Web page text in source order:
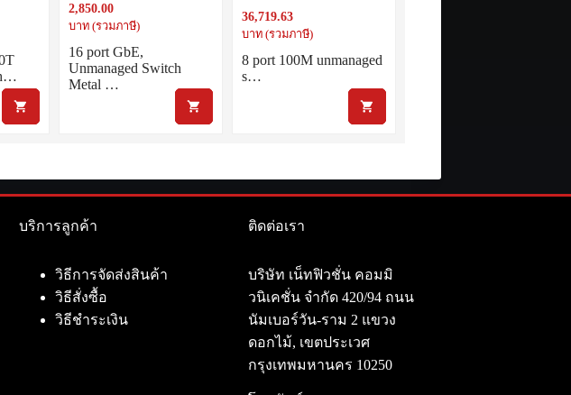
2,850.00
บาท (รวมภาษี)
16 port GbE,
Unmanaged Switch
Metal …
36,719.63
บาท (รวมภาษี)
8 port 100M unmanaged
s…
บริการลูกค้า
วิธีการจัดส่งสินค้า
วิธีสั่งซื้อ
วิธีชำระเงิน
ติดต่อเรา
บริษัท เน็ทฟิวชั่น คอมมิ
วนิเคชั่น จำกัด 420/94 ถนน
นัมเบอร์วัน-ราม 2 แขวง
ดอกไม้, เขตประเวศ
กรุงเทพมหานคร 10250